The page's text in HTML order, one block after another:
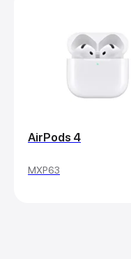
AirPods 4
MXP63
Без первоначальных взносов.
Рассрочка от партнеров